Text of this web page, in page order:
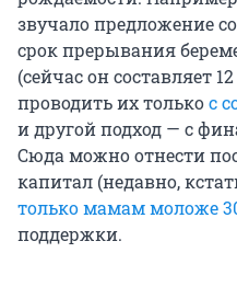
звучало предложение
срок прерывания
(сейчас он составляет
проводить их толькос
и другой подход — с
Сюда можно отнести
капитал (недавно,
только мамам моложе
поддержки.